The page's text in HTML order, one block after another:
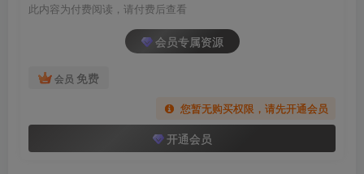
此内容为付费阅读，请付费后查看
会员专属资源
会员 免费
您暂无购买权限，请先开通会员
开通会员